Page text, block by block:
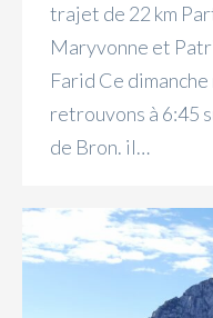
trajet de 22 km
Maryvonne et
Farid Ce
retrouvons à 6:45
de Bron. il…